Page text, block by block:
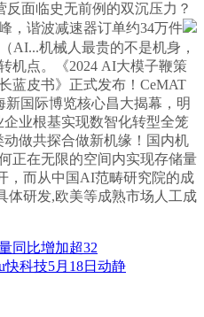
面临史无前例的双沉压力？
，谐波减速器订单约34万件
AI...机械人最贵的不是机身，
机点。《2024 AI大模子鞭策
蓝皮书》正式发布！CeMAT
新国际博览核心昌大揭幕，明
企业根基实现数智化转型全笼
做共探合做新机缘！国内机
正在无限的空间内实现存储量
，而从中国AI范畴研究院的成
体研发,欧美等成熟市场人工成
同比增加超32
科技5月18日动静